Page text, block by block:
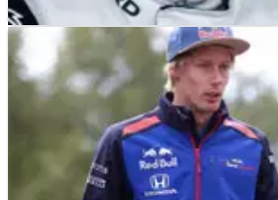
SPORTSCARS NEWS
Hartley dikonfirmasi sebagai
Porsche untuk 2019